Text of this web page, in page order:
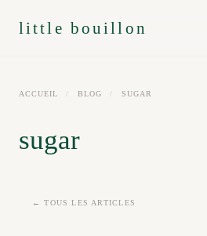
little bouillon
ACCUEIL / BLOG / SUGAR
sugar
← TOUS LES ARTICLES